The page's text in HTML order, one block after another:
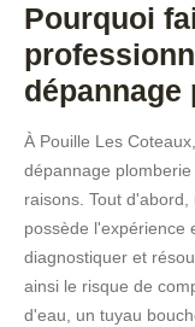
Pourquoi
dépannage
À Pouille Les
dépannage
raisons. Tout
possède l'expérience
diagnostiquer et
ainsi le risque de
d'eau, un tuyau